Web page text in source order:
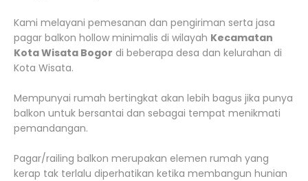
Kami melayani pemesanan dan pengiriman serta jasa
pagar balkon hollow minimalis di wilayah Kecamatan
Kota Wisata Bogor di beberapa desa dan kelurahan di
Kota Wisata.
Mempunyai rumah bertingkat akan lebih bagus jika punya
balkon untuk bersantai dan sebagai tempat menikmati
pemandangan.
Pagar/railing balkon merupakan elemen rumah yang
kerap tak terlalu diperhatikan ketika membangun hunian